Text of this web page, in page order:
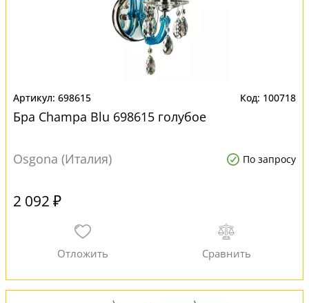
698615 100718
Бра Champa Blu 698615 голубое
Osgona (Италия) По запросу
2 092 ₽